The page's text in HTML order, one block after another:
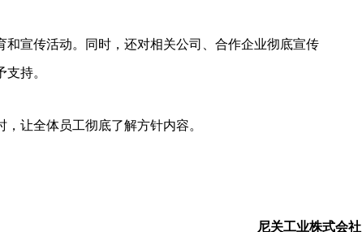
和宣传活动。同时，还对相关公司、合作企业彻底宣传
持。
让全体员工彻底了解方针内容。
尼关工业株式会社